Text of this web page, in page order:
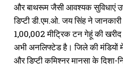
और बाथरूम जैसी आवश्यक सुविधाएं
डिप्टी डी.एम.ओ. जय सिंह ने
1,00,002 मीट्रिक टन गेहूं की
अभी अनलिफ्टेड है। जिले की मंडियों
और डिप्टी कमिश्नर मानसा के